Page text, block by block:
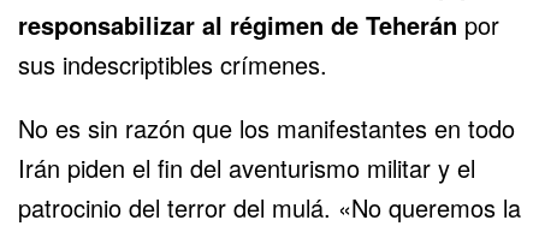
responsabilizar al régimen de Teherán por
sus indescriptibles crímenes.
No es sin razón que los manifestantes en todo
Irán piden el fin del aventurismo militar y el
patrocinio del terror del mulá. «No queremos la